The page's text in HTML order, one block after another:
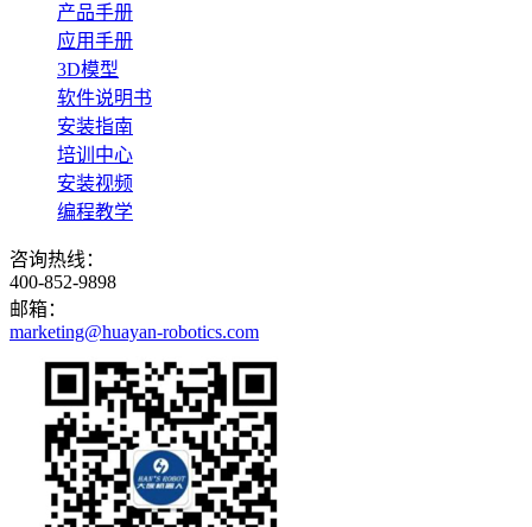
产品手册
应用手册
3D模型
软件说明书
安装指南
培训中心
安装视频
编程教学
咨询热线：
400-852-9898
邮箱：
marketing@huayan-robotics.com